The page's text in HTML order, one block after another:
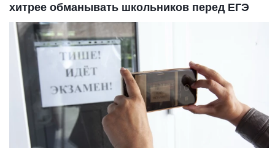
хитрее обманывать школьников перед ЕГЭ